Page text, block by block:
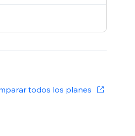
todos los planes